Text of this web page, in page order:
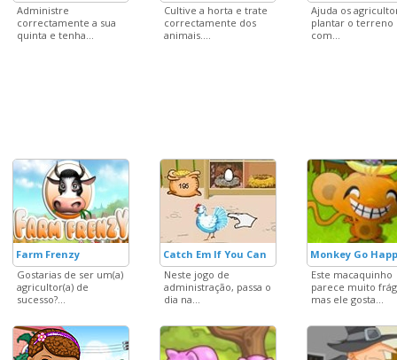
Administre
correctamente a sua
quinta e tenha...
Cultive a horta e trate
correctamente dos
animais....
Ajuda os
plantar o terreno
com...
Farm Frenzy
Gostarias de ser um(a)
agricultor(a) de
sucesso?...
Catch Em If You Can
Neste jogo de
administração, passa o
dia na...
Monkey Go
Este macaquinho
parece muito
mas ele gosta...